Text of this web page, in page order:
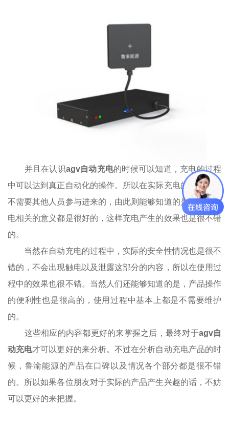
并且在认识agv自动充电的时候可以知道，充电的过程
中可以达到真正自动化的操作。所以在实际充电的过程中是
不需要其他人员参与进来的，由此则能够知道的是，整体充
电相关的意义都是很好的，这样充电产生的效果也是很不错
的。
当然在自动充电的过程中，实际的安全性情况也是很不
错的，不会出现触电以及泄露这部分的内容，所以在使用过
程中的效果也很不错。当然人们还能够知道的是，产品操作
的便利性也是很高的，使用过程中基本上都是不需要维护
的。
这些相应的内容都更好的来掌握之后，最终对于agv自
动充电才可以更好的来分析。不过在分析自动充电产品的时
候，鲁渝能源的产品在口碑以及情况各个部分都是很不错
的。所以如果各位朋友对于实际的产品产生兴趣的话，不妨
可以更好的来把握。